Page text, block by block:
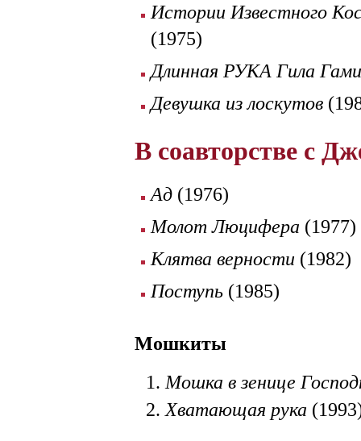
Истории Известного
(1975)
Длинная РУКА Гила
Девушка из лоскутов
В соавторстве с
Ад (1976)
Молот Люцифера (1977)
Клятва верности (1982)
Поступь (1985)
Мошкиты
Мошка в зенице
Хватающая рука